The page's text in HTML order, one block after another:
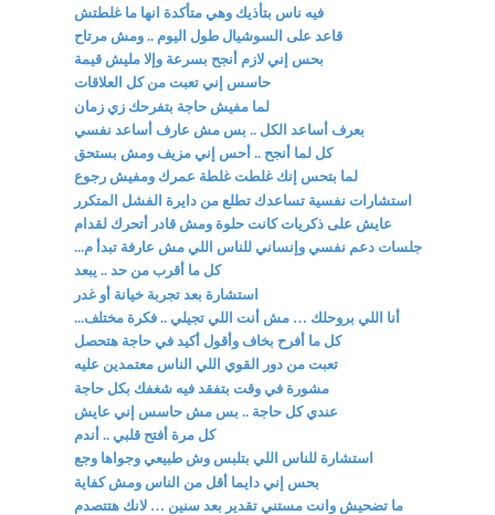
فيه ناس بتأذيك وهي متأكدة انها ما غلطتش
قاعد على السوشيال طول اليوم .. ومش مرتاح
بحس إني لازم أنجح بسرعة وإلا مليش قيمة
حاسس إني تعبت من كل العلاقات
لما مفيش حاجة بتفرحك زي زمان
بعرف أساعد الكل .. بس مش عارف أساعد نفسي
كل لما أنجح .. أحس إني مزيف ومش بستحق
لما بتحس إنك غلطت غلطة عمرك ومفيش رجوع
استشارات نفسية تساعدك تطلع من دايرة الفشل المتكرر
عايش على ذكريات كانت حلوة ومش قادر أتحرك لقدام
جلسات دعم نفسي وإنساني للناس اللي مش عارفة تبدأ م...
كل ما أقرب من حد .. يبعد
استشارة بعد تجربة خيانة أو غدر
أنا اللي بروحلك … مش أنت اللي تجيلي .. فكرة مختلف...
كل ما أفرح بخاف وأقول أكيد في حاجة هتحصل
تعبت من دور القوي اللي الناس معتمدين عليه
مشورة في وقت بتفقد فيه شغفك بكل حاجة
عندي كل حاجة .. بس مش حاسس إني عايش
كل مرة أفتح قلبي .. أندم
استشارة للناس اللي بتلبس وش طبيعي وجواها وجع
بحس إني دايما أقل من الناس ومش كفاية
ما تضحيش وانت مستني تقدير بعد سنين … لانك هتتصدم